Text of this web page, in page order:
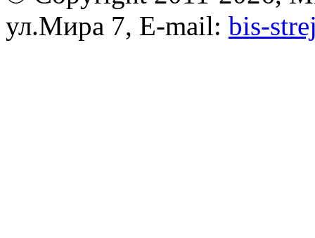
ул.Мира 7, E-mail: bis-